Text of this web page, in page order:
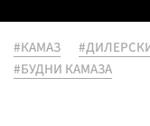
#КАМАЗ
#БУДНИ КАМАЗА